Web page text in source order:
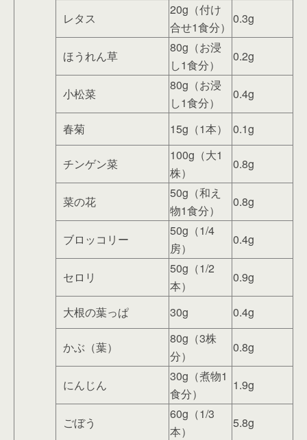
レタス
20g（付け
合せ1食分）
0.3g
ほうれん草
80g（お浸
し1食分）
0.2g
小松菜
80g（お浸
し1食分）
0.4g
春菊 15g（1本） 0.1g
チンゲン菜
100g（大1
株）
0.8g
菜の花
50g（和え
物1食分）
0.8g
ブロッコリー
50g（1/4
房）
0.4g
セロリ
50g（1/2
本）
0.9g
大根の葉っぱ 30g 0.4g
かぶ（葉）
80g（3株
分）
0.8g
にんじん
30g（煮物1
食分）
1.9g
ごぼう
60g（1/3
本）
5.8g